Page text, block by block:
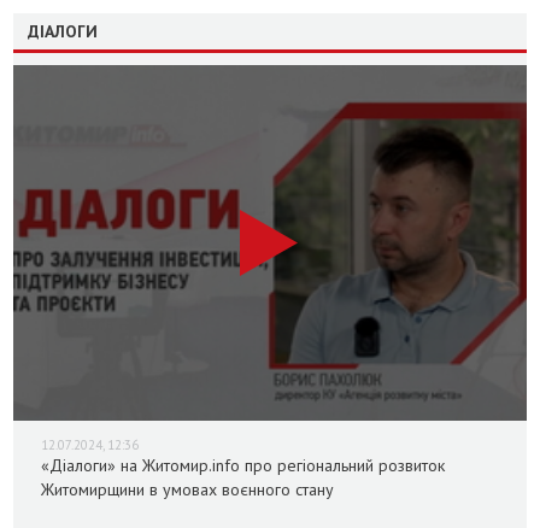
ДІАЛОГИ
12.07.2024, 12:36
«Діалоги» на Житомир.info про регіональний розвиток
Житомирщини в умовах воєнного стану